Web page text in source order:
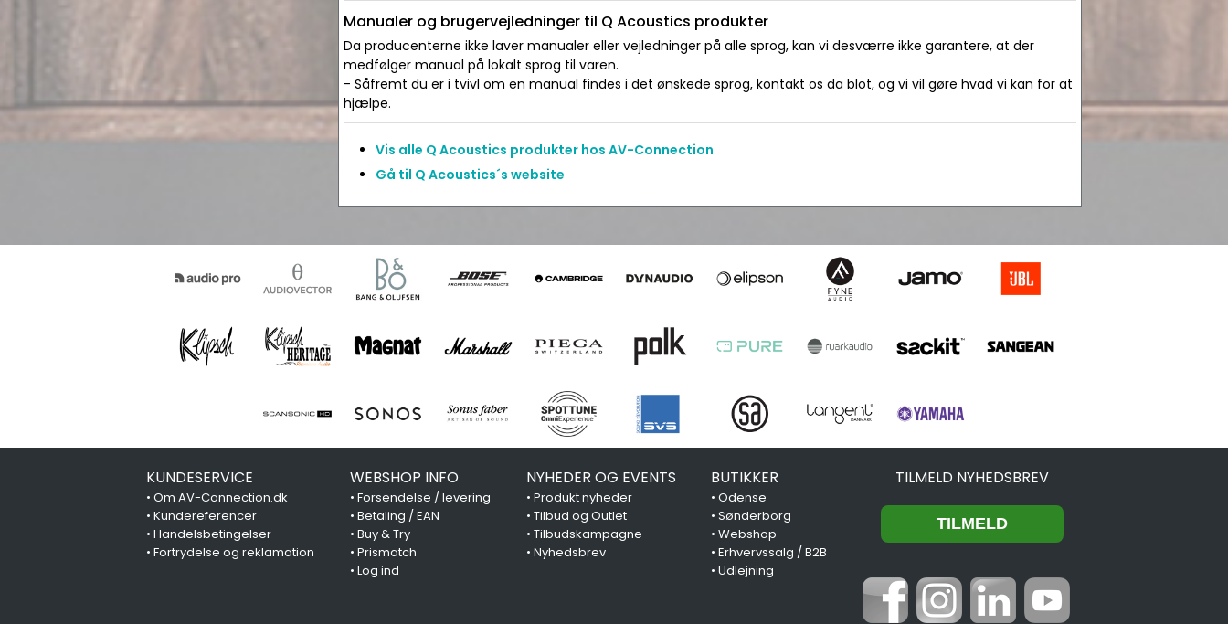
Manualer og brugervejledninger til Q Acoustics produkter
Da producenterne ikke laver manualer eller vejledninger på alle sprog, kan vi desværre ikke garantere, at der
medfølger manual på lokalt sprog til varen.
- Såfremt du er i tvivl om en manual findes i det ønskede sprog, kontakt os da blot, og vi vil gøre hvad vi kan for at
hjælpe.
Vis alle Q Acoustics produkter hos AV-Connection
Gå til Q Acoustics´s website
KUNDESERVICE
• Om AV-Connection.dk
• Kundereferencer
• Handelsbetingelser
• Fortrydelse og reklamation
WEBSHOP INFO
• Forsendelse / levering
• Betaling / EAN
• Buy & Try
• Prismatch
• Log ind
NYHEDER OG EVENTS
• Produkt nyheder
• Tilbud og Outlet
• Tilbudskampagne
• Nyhedsbrev
BUTIKKER
•Odense
•Sønderborg
•Webshop
•Erhvervssalg / B2B
•Udlejning
TILMELD NYHEDSBREV